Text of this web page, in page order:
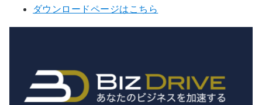
ダウンロードページはこちら